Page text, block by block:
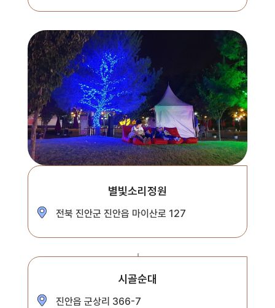
별빛소리정원
전북 진안군 진안읍 마이산로 127
시골순대
진안읍 군상리 366-7